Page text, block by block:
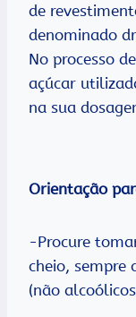
de
denominado
No processo
açúcar
na sua
Orientação
-Procure
cheio, sempre
(não